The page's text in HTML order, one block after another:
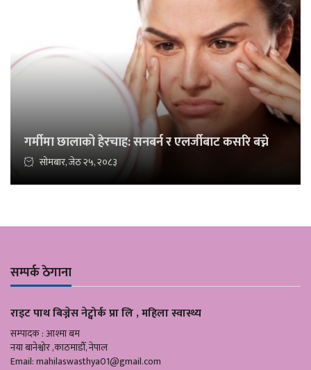
गर्मीमा छालाको हेरचाह: सनबर्न र एलर्जीबाट कसरि बच्ने
सोमबार, जेठ २५, २०८३
सम्पर्क ठेगाना
राइट पाथ बिज्नेस नेट्वोर्क प्रा लि , महिला स्वास्थ्य
सम्पादक : आश्मा बम
नया बानेश्वोर ,काठमाडौँ, नेपाल
Email:mahilaswasthya01@gmail.com